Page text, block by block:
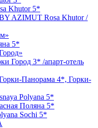
Khutor 5*
AZIMUT Rosa Khutor /
5*
Город 3* /апарт-отель
Панорама 4*, Горки-
Polyana 5*
Поляна 5*
Sochi 5*